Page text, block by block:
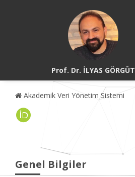
Prof. Dr. İLYAS GÖRGÜT
Akademik Veri Yönetim Sistemi
Genel Bilgiler